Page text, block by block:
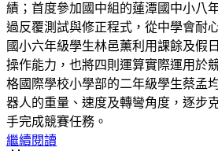
績；首度參加國中組的蓮潭國中小八
過反覆測試與修正程式，從中學會耐
國小六年級學生林邑薰利用課餘及假
操作能力，也將四則運算實際運用於
格國際學校小學部的二年級學生蔡孟
器人的重量、速度及轉彎角度，逐步
手完成競賽任務。
繼續閱讀